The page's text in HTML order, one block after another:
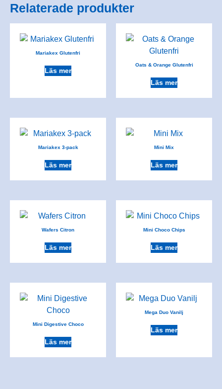
Relaterade produkter
Mariakex Glutenfri
Läs mer
Oats & Orange Glutenfri
Läs mer
Mariakex 3-pack
Läs mer
Mini Mix
Läs mer
Wafers Citron
Läs mer
Mini Choco Chips
Läs mer
Mini Digestive Choco
Läs mer
Mega Duo Vanilj
Läs mer